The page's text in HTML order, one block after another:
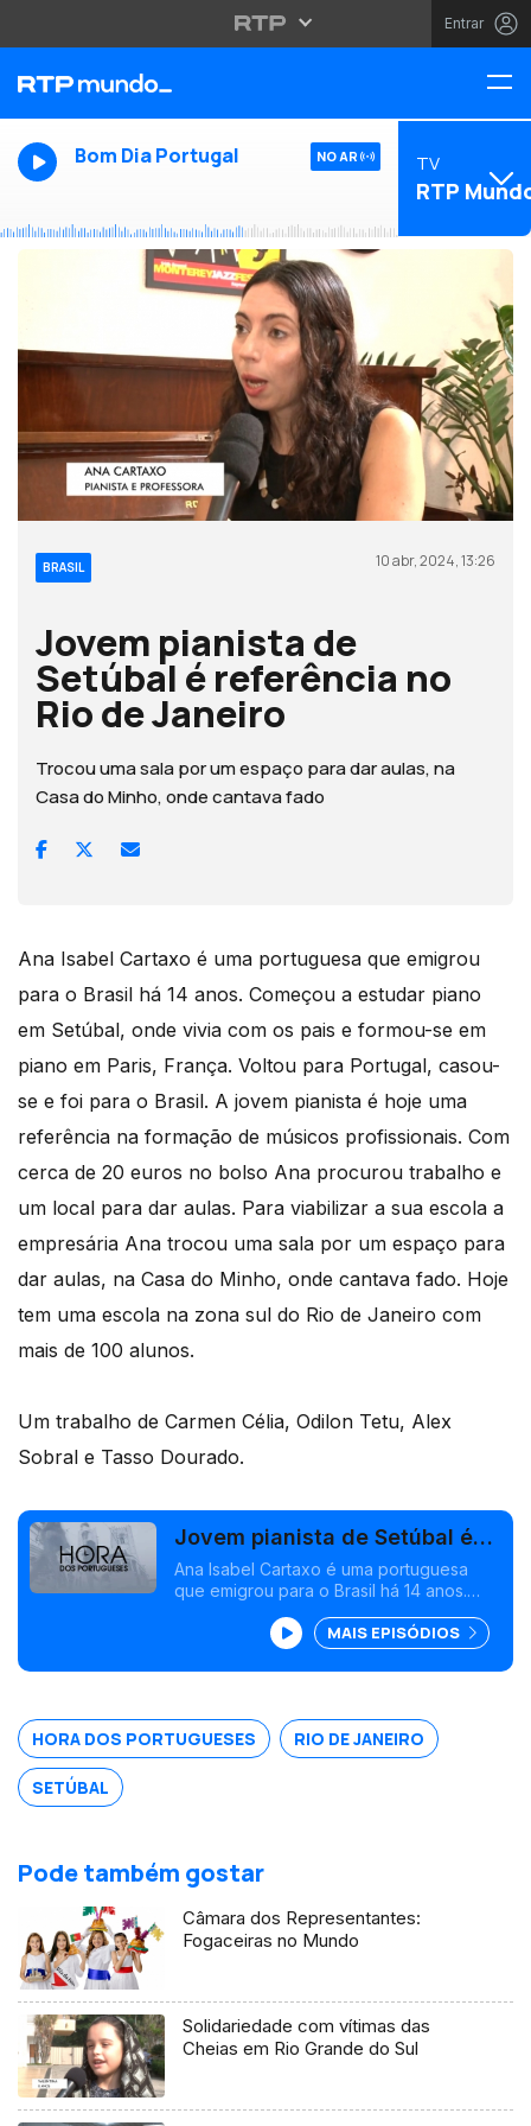
Entrar
Bom Dia Portugal NO AR TV
RTP
BRASIL 10 abr, 2024, 13:26
Jovem pianista de
Setúbal é referência no
Rio de Janeiro
Trocou uma sala por um espaço para dar aulas, na
Casa do Minho, onde cantava fado
Ana Isabel Cartaxo é uma portuguesa que emigrou
para o Brasil há 14 anos. Começou a estudar piano
em Setúbal, onde vivia com os pais e formou-se em
piano em Paris, França. Voltou para Portugal, casou-
se e foi para o Brasil. A jovem pianista é hoje uma
referência na formação de músicos profissionais. Com
cerca de 20 euros no bolso Ana procurou trabalho e
um local para dar aulas. Para viabilizar a sua escola a
empresária Ana trocou uma sala por um espaço para
dar aulas, na Casa do Minho, onde cantava fado. Hoje
tem uma escola na zona sul do Rio de Janeiro com
mais de 100 alunos.
Um trabalho de Carmen Célia, Odilon Tetu, Alex
Sobral e Tasso Dourado.
Jovem pianista de Setúbal é
referência no Rio de Janeiro
Ana Isabel Cartaxo é uma portuguesa
que emigrou para o Brasil há 14 anos.
onde vivia com os pais e formou-se em
piano em Paris, França.<br /> Voltou para
Portugal, casou-se e foi para o Brasil. A
formação de músicos profissionais.
MAIS EPISÓDIOS
HORA DOS PORTUGUESES RIO DE JANEIRO
SETÚBAL
Pode também gostar
Câmara dos Representantes:
Fogaceiras no Mundo
Solidariedade com vítimas das
Cheias em Rio Grande do Sul